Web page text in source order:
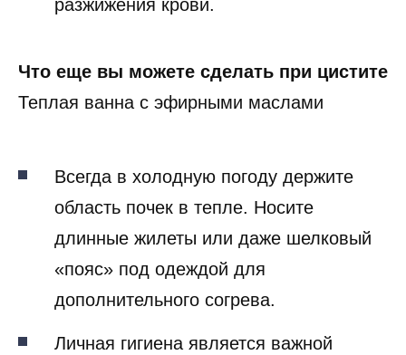
разжижения крови.
Что еще вы можете сделать при цистите
Теплая ванна с эфирными маслами
Всегда в холодную погоду держите
область почек в тепле. Носите
длинные жилеты или даже шелковый
«пояс» под одеждой для
дополнительного согрева.
Личная гигиена является важной